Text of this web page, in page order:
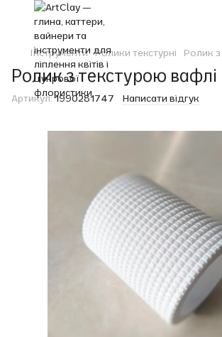
Інструменти Ролики текстурні Ролик
Ролик з текстурою вафлі
Артикул:1990281747 Написати відгук